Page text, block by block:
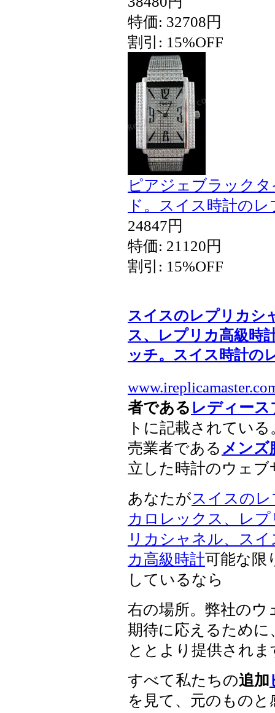
特価: 32708円
割引: 15%OFF
ピアジェブラック
ド。スイス時計の
24847円
特価: 21120円
割引: 15%OFF
スイスのレプリカシ
ス、レプリカ高級時
ッチ。スイス時計の
者である レディー
トに記載されてい
売業者である メンズ
立した時計のウェ
あなたがスイスの
カロレックス、レ
リカシャネル、ス
カ高級時計可能な限
しているなら
右の場所。弊社の
期待に応えるため
ととより提供されま
すべて私たちの追加
を見て、元のもの